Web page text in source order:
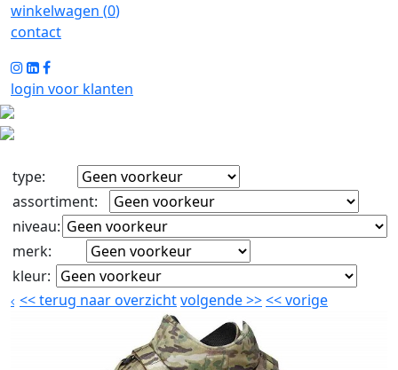
winkelwagen (0)
contact
login voor klanten
type:
assortiment:
niveau:
merk:
kleur:
<<terug naar overzichtvolgende>><<vorige